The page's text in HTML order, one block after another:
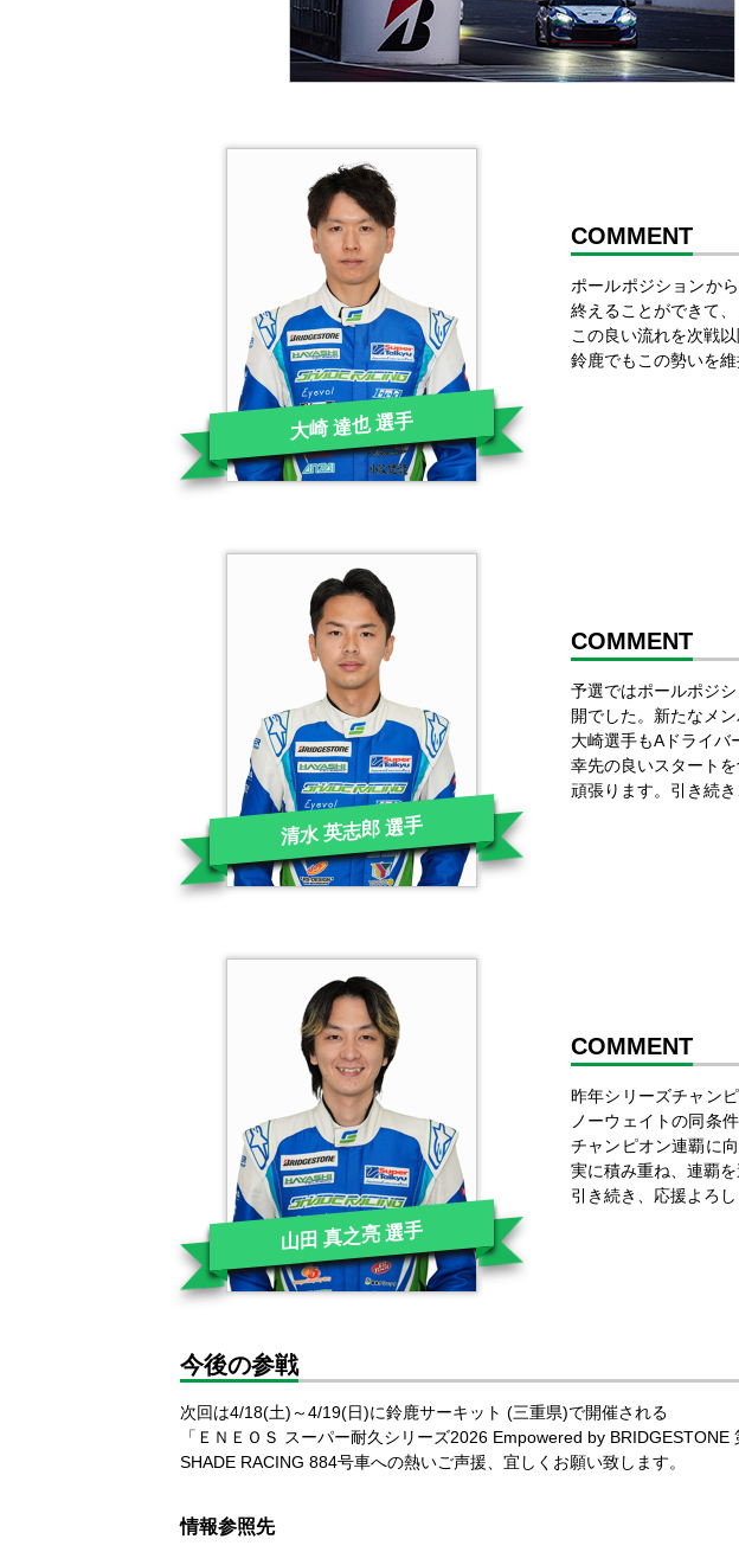
大崎 達也 選手
COMMENT
ポールポジションか
終えることができて、
この良い流れを次戦
鈴鹿でもこの勢いを
清水 英志郎 選手
COMMENT
予選ではポールポジ
開でした。新たなメ
大崎選手もAドライバ
幸先の良いスタート
頑張ります。引き続
山田 真之亮 選手
COMMENT
昨年シリーズチャン
ノーウェイトの同条
チャンピオン連覇に
実に積み重ね、連覇
引き続き、応援よろ
今後の参戦
次回は4/18(土)～4/19(日)に鈴鹿サーキット (三重県)で開催される
「ＥＮＥＯＳ スーパー耐久シリーズ2026 Empowered by BRIDGESTONE
SHADE RACING 884号車への熱いご声援、宜しくお願い致します。
情報参照先